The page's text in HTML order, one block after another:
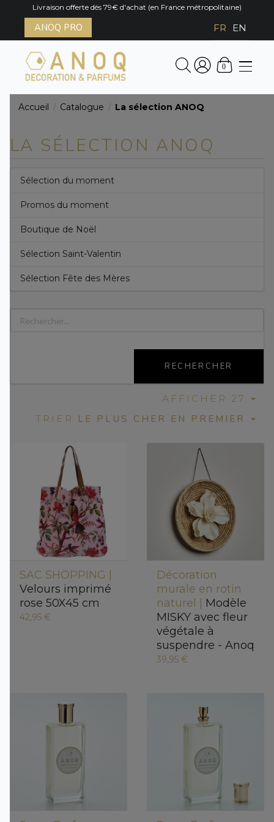
Livraison offerte dès 79€ d'achat (en France métropolitaine)
ANOQ PRO FR EN
0
Accueil / Catalogue / La sélection ANOQ
LA SÉLECTION ANOQ
Sélection du moment
Promos du moment
Boutique de Noël
Sélection Saint-Valentin
Sélection Fête des Mères
RECHERCHER
AFFICHER 27
TRIER
LE PLUS CHER EN PREMIER
SAC SHOPPING |
Velours imprimé
rose 50X45 cm
42,95 €
Décoration
murale en rotin
naturel | Modèle
MISKY avec fleur
végétale à
suspendre - Anoq
39,95 €